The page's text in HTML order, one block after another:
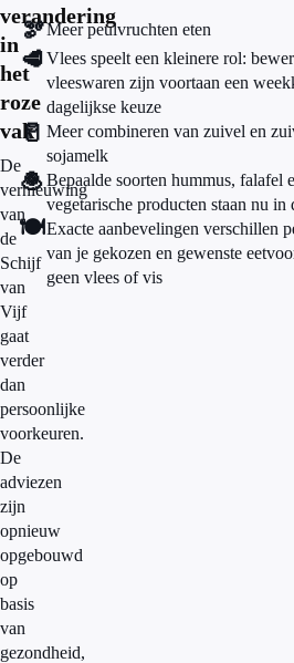
verandering
in
het
roze
vak
De
vernieuwing
van
de
Schijf
van
Vijf
gaat
verder
dan
persoonlijke
voorkeuren.
De
adviezen
zijn
opnieuw
opgebouwd
op
basis
van
gezondheid,
🫘Meer peulvruchten eten
🥩Vlees speelt een kleinere rol:
vleeswaren zijn voortaan een
dagelijkse keuze
🥛 Meer combineren van zuivel en
sojamelk
🧆Bepaalde soorten hummus, falafel
vegetarische producten staan nu
🍽️Exacte aanbevelingen verschillen
van je gekozen en gewenste
geen vlees of vis